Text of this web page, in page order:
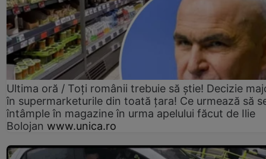
Ultima oră / Toți românii trebuie să știe! Decizie
în supermarketurile din toată țara! Ce urmează să
întâmple în magazine în urma apelului făcut de Ilie
Bolojan www.unica.ro